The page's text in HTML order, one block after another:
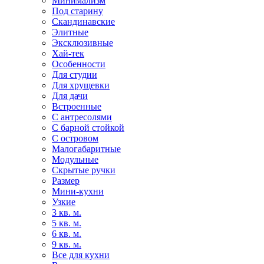
Под старину
Скандинавские
Элитные
Эксклюзивные
Хай-тек
Особенности
Для студии
Для хрущевки
Для дачи
Встроенные
С антресолями
С барной стойкой
С островом
Малогабаритные
Модульные
Скрытые ручки
Размер
Мини-кухни
Узкие
3 кв. м.
5 кв. м.
6 кв. м.
9 кв. м.
Все для кухни